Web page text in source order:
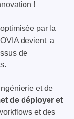
!
par la
devient la
de
et de
de déployer et
et des